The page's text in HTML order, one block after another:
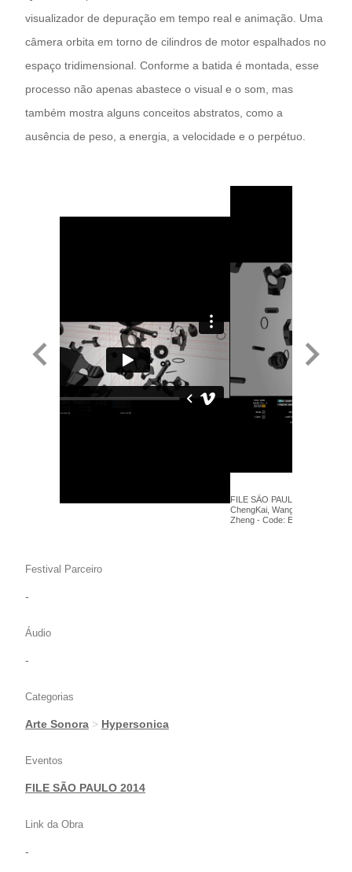
visualizador de depuração em tempo real e animação. Uma
câmera orbita em torno de cilindros de motor espalhados no
espaço tridimensional. Conforme a batida é montada, esse
processo não apenas abastece o visual e o som, mas
também mostra alguns conceitos abstratos, como a
ausência de peso, a energia, a velocidade e o perpétuo.
FILE SÃO PAULO 2014 -
ChengKai, Wang Zhipeng,
Zheng - Code: E - Hipersônica
Festival Parceiro
-
Áudio
-
Categorias
Arte Sonora > Hypersonica
Eventos
FILE SÃO PAULO 2014
Link da Obra
-